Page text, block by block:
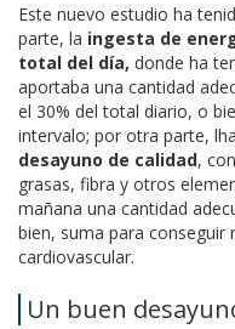
Este nuevo estudio ha
parte, la ingesta de
total del día, donde ha
aportaba una cantidad
el 30% del total diario, o
intervalo; por otra parte,
desayuno de calidad,
grasas, fibra y otros
mañana una cantidad
bien, suma para conseguir
cardiovascular.
Un buen